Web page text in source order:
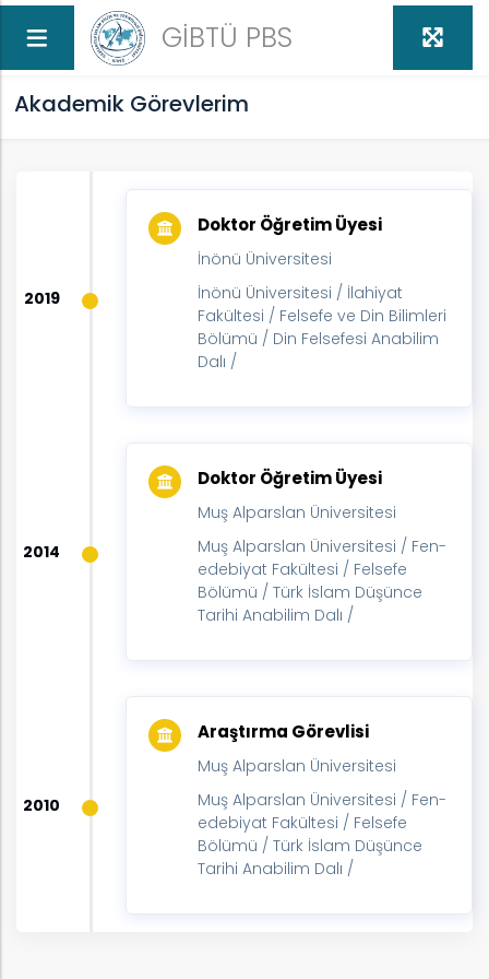
GİBTÜ PBS
Akademik Görevlerim
2019
Doktor Öğretim Üyesi
İnönü Üniversitesi
İnönü Üniversitesi / İlahiyat
Fakültesi / Felsefe ve Din Bilimleri
Bölümü / Din Felsefesi Anabilim
Dalı /
2014
Doktor Öğretim Üyesi
Muş Alparslan Üniversitesi
Muş Alparslan Üniversitesi / Fen-
edebiyat Fakültesi / Felsefe
Bölümü / Türk İslam Düşünce
Tarihi Anabilim Dalı /
2010
Araştırma Görevlisi
Muş Alparslan Üniversitesi
Muş Alparslan Üniversitesi / Fen-
edebiyat Fakültesi / Felsefe
Bölümü / Türk İslam Düşünce
Tarihi Anabilim Dalı /